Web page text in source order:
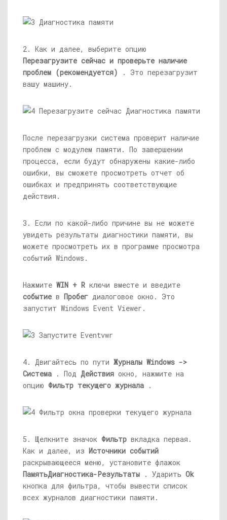
2. Как и далее, выберите опцию
Перезагрузите сейчас и проверьте наличие
проблем (рекомендуется)
. Это перезагрузит
вашу машину.
После перезагрузки система проверит наличие
проблем с модулем памяти. По завершении
процесса, если будут обнаружены какие-либо
ошибки, вы сможете просмотреть отчет об
ошибках и предпринять соответствующие
действия.
3. Если по какой-либо причине вы не можете
увидеть результаты диагностики памяти, вы
можете просмотреть их в программе просмотра
событий Windows.
Нажмите WIN + R ключи вместе и введите
событие в Пробег диалоговое окно. Это
запустит Windows Event Viewer.
4. Двигайтесь по пути Журналы Windows ->
Система . Под Действия окно, нажмите на
опцию Фильтр текущего журнала .
5. Щелкните значок Фильтр вкладка первая.
Как и далее, из Источники событий
раскрывающееся меню, установите флажок
ПамятьДиагностика-Результаты . Ударить Ok
кнопка для фильтра, чтобы вывести список
всех журналов диагностики памяти.